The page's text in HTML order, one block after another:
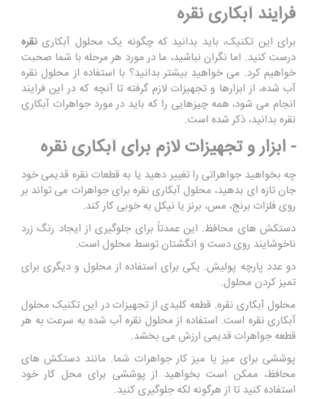
فرایند آبکاری نقره
برای این تکنیک، باید بدانید که چگونه یک محلول آبکاری نقره
درست کنید. اما نگران نباشید، ما در مورد هر مرحله با شما صحبت
خواهیم کرد. می خواهید بیشتر بدانید؟ با استفاده از محلول نقره
آب شده، از ابزارها و تجهیزات لازم گرفته تا آنچه که در این فرایند
انجام می شود، همه چیزهایی را که باید در مورد جواهرات آبکاری
نقره بدانید، ذکر شده است.
- ابزار و تجهیزات لازم برای آبکاری نقره
چه بخواهید جواهراتی را تغییر دهید یا به قطعات نقره قدیمی خود
جان تازه ای بدهید، محلول آبکاری نقره برای جواهرات می تواند بر
روی فلزات برنج، مس، برنز یا نیکل به خوبی کار کند.
دستکش های محافظ. این عمدتاً برای جلوگیری از ایجاد رنگ زرد
ناخوشایند روی دست و انگشتان توسط محلول است.
دو عدد پارچه پولیش. یکی برای استفاده از محلول و دیگری برای
تمیز کردن محلول.
محلول آبکاری نقره. قطعه کلیدی از تجهیزات در این تکنیک محلول
آبکاری نقره است. استفاده از محلول نقره آب شده به سرعت به هر
قطعه جواهرات قدیمی ارزش می بخشد.
پوششی برای میز یا میز کار جواهرات شما. مانند دستکش های
محافظ، ممکن است بخواهید از پوششی برای محل کار خود
استفاده کنید تا از هرگونه لکه جلوگیری کنید.